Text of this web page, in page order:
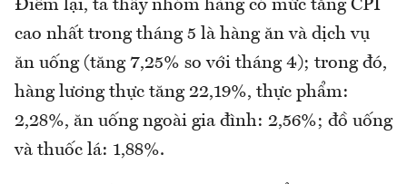
Điểm lại, ta thấy nhóm hàng có mức tăng CPI
cao nhất trong tháng 5 là hàng ăn và dịch vụ
ăn uống (tăng 7,25% so với tháng 4); trong đó,
hàng lương thực tăng 22,19%, thực phẩm:
2,28%, ăn uống ngoài gia đình: 2,56%; đồ uống
và thuốc lá: 1,88%.